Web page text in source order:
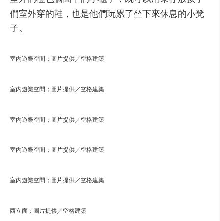
們室外穿的鞋，也是他們玩累了坐下來休息的小凳
子。
室內遊樂空間；圖片提供／空格建築
室內遊樂空間；圖片提供／空格建築
室內遊樂空間；圖片提供／空格建築
室內遊樂空間；圖片提供／空格建築
室內遊樂空間；圖片提供／空格建築
西立面；圖片提供／空格建築